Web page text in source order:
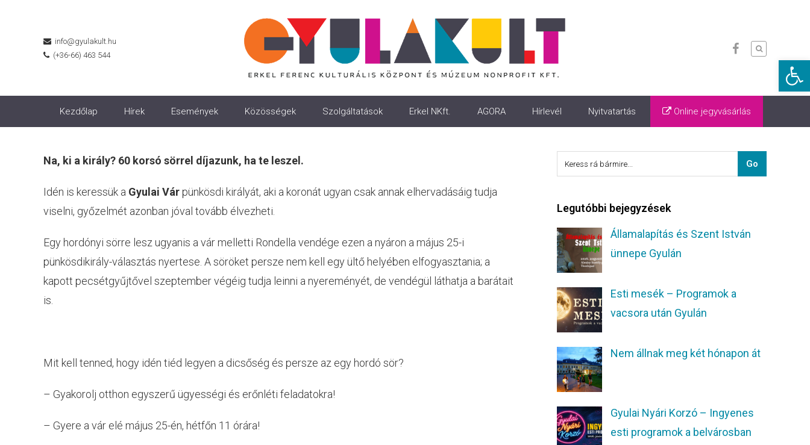
info@gyulakult.hu
(+36-66) 463 544
Kezdőlap Hírek Események Közösségek Szolgáltatások Erkel NKft. AGORA Hírlevél Nyitvatartás Online jegyvásárlás
Na, ki a király? 60 korsó sörrel díjazunk, ha te leszel.
Idén is keressük a Gyulai Vár pünkösdi királyát, aki a koronát ugyan csak annak elhervadásáig tudja
viselni, győzelmét azonban jóval tovább élvezheti.
Egy hordónyi sörre lesz ugyanis a vár melletti Rondella vendége ezen a nyáron a május 25-i
pünkösdikirály-választás nyertese. A söröket persze nem kell egy ültő helyében elfogyasztania; a
kapott pecsétgyűjtővel szeptember végéig tudja leinni a nyereményét, de vendégül láthatja a barátait
is.
Mit kell tenned, hogy idén tiéd legyen a dicsőség és persze az egy hordó sör?
– Gyakorolj otthon egyszerű ügyességi és erőnléti feladatokra!
– Gyere a vár elé május 25-én, hétfőn 11 órára!
Legutóbbi bejegyzések
Államalapítás és Szent István
ünnepe Gyulán
Esti mesék – Programok a
vacsora után Gyulán
Nem állnak meg két hónapon át
Gyulai Nyári Korzó – Ingyenes
esti programok a belvárosban